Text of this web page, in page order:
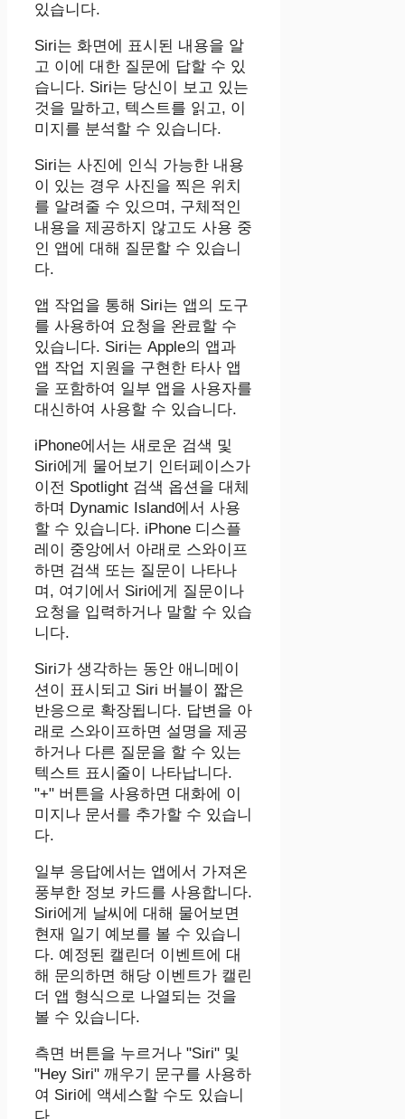
있습니다.
‌Siri‌는 화면에 표시된 내용을 알
고 이에 대한 질문에 답할 수 있
습니다. ‌Siri‌는 당신이 보고 있는
것을 말하고, 텍스트를 읽고, 이
미지를 분석할 수 있습니다.
‌Siri‌는 사진에 인식 가능한 내용
이 있는 경우 사진을 찍은 위치
를 알려줄 수 있으며, 구체적인
내용을 제공하지 않고도 사용 중
인 앱에 대해 질문할 수 있습니
다.
앱 작업을 통해 ‌Siri‌는 앱의 도구
를 사용하여 요청을 완료할 수
있습니다. ‌Siri‌는 Apple의 앱과
앱 작업 ​​지원을 구현한 타사 앱
을 포함하여 일부 앱을 사용자를
대신하여 사용할 수 있습니다.
iPhone에서는 새로운 검색 및
Siri에게 물어보기 인터페이스가
이전 Spotlight 검색 옵션을 대체
하며 Dynamic Island에서 사용
할 수 있습니다. iPhone 디스플
레이 중앙에서 아래로 스와이프
하면 검색 또는 질문이 나타나
며, 여기에서 Siri에게 질문이나
요청을 입력하거나 말할 수 있습
니다.
‌Siri‌가 생각하는 동안 애니메이
션이 표시되고 ‌Siri‌ 버블이 짧은
반응으로 확장됩니다. 답변을 아
래로 스와이프하면 설명을 제공
하거나 다른 질문을 할 수 있는
텍스트 표시줄이 나타납니다.
"+" 버튼을 사용하면 대화에 이
미지나 문서를 추가할 수 있습니
다.
일부 응답에서는 앱에서 가져온
풍부한 정보 카드를 사용합니다.
Siri에게 날씨에 대해 물어보면
현재 일기 예보를 볼 수 있습니
다. 예정된 캘린더 이벤트에 대
해 문의하면 해당 이벤트가 캘린
더 앱 형식으로 나열되는 것을
볼 수 있습니다.
측면 버튼을 누르거나 "‌Siri‌" 및
"Hey ‌Siri‌" 깨우기 문구를 사용하
여 ‌Siri‌에 액세스할 수도 있습니